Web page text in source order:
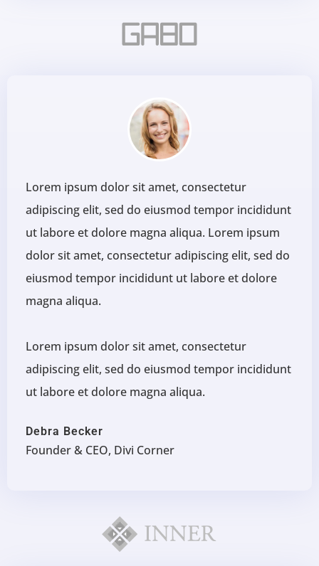
Lorem ipsum dolor sit amet, consectetur
adipiscing elit, sed do eiusmod tempor incididunt
ut labore et dolore magna aliqua. Lorem ipsum
dolor sit amet, consectetur adipiscing elit, sed do
eiusmod tempor incididunt ut labore et dolore
magna aliqua.
Lorem ipsum dolor sit amet, consectetur
adipiscing elit, sed do eiusmod tempor incididunt
ut labore et dolore magna aliqua.
Debra Becker
Founder & CEO, Divi Corner